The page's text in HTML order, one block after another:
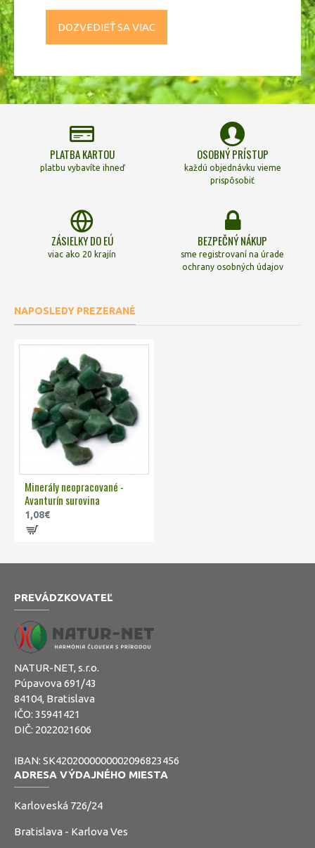
DOZVEDIEŤ SA VIAC
PLATBA KARTOU
platbu vybavíte ihneď
OSOBNÝ PRÍSTUP
každú objednávku vieme
prispôsobiť
ZÁSIELKY DO EÚ
viac ako 20 krajín
BEZPEČNÝ NÁKUP
sme registrovaní na úrade
ochrany osobných údajov
NAPOSLEDY PREZERANÉ
Minerály neopracované -
Avanturín surovina
1,08€
PREVÁDZKOVATEĽ
NATUR-NET, s.r.o.
Púpavova 691/43
84104, Bratislava
IČO: 35941421
DIČ: 2022021606
IBAN: SK4202000000002096823456
ADRESA VÝDAJNÉHO MIESTA
Karloveská 726/24
Bratislava - Karlova Ves